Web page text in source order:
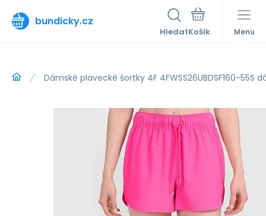
bundicky.cz
Hledat Menu
Dámské plavecké šortky 4F 4FWSS26UBDSF160-55S